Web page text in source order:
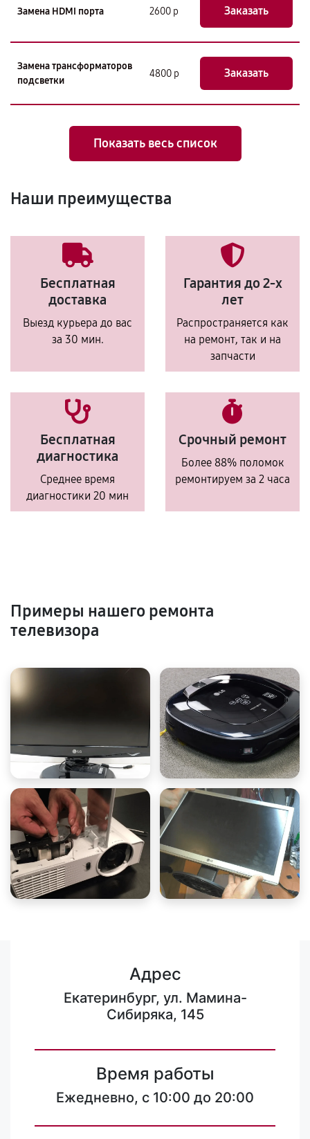
Замена HDMI порта 2600 р Заказать
Замена трансформаторов
подсветки
4800 р Заказать
Показать весь список
Наши преимущества
Бесплатная
доставка
Выезд курьера до вас
за 30 мин.
Гарантия до 2-х
лет
Распространяется как
на ремонт, так и на
запчасти
Бесплатная
диагностика
Среднее время
диагностики 20 мин
Срочный ремонт
Более 88% поломок
ремонтируем за 2 часа
Примеры нашего ремонта
телевизора
Адрес
Екатеринбург, ул. Мамина-
Сибиряка, 145
Время работы
Ежедневно, с 10:00 до 20:00